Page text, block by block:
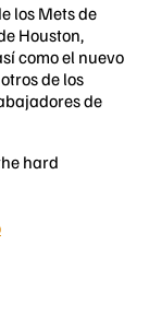
los Mets de
Houston,
como el nuevo
de los
de
hard